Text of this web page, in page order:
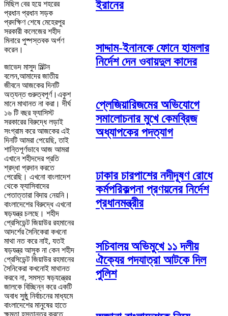
মিছিল বের হয়ে শহরের
প্রধান প্রধান সড়ক
প্রদক্ষিণ শেষে মেহেরপুর
সরকারী কলেজের শহীদ
মিনারে পুষ্পস্তবক অর্পণ
করেন।
জাভেদ মাসুদ মিল্টন
বলেন,আমাদের জাতীয়
জীবনে আজকের দিনটি
অত্যন্ত গুরুত্বপূর্ণ।একুশ
মানে মাথানত না করা। দীর্ঘ
১৬ টি বছর ফ্যাসিস্ট
সরকারের বিরুদ্ধে লড়াই
সংগ্রাম করে আজকের এই
দিনটি আমরা পেয়েছি, তাই
শান্তিপূর্ণভাবে আজ আমরা
এখানে শহীদদের প্রতি
শ্রদ্ধা প্রদান করতে
পেরেছি। এখনো বাংলাদেশ
থেকে ফ্যাসিবাদের
পেতাত্তারা বিদায় নেয়নি।
বাংলাদেশের বিরুদ্ধে এখনো
ষড়যন্ত্র চলছে। শহীদ
প্রেসিডেন্ট জিয়াউর রহমানের
আদর্শের সৈনিকেরা কখনো
মাথা নত করে নাই, যতই
ষড়যন্ত্র আসুক না কেন শহীদ
প্রেসিডেন্ট জিয়াউর রহমানের
সৈনিকেরা কখনোই মাথানত
করবে না, সমস্ত ষড়যন্ত্রের
জালকে বিচ্ছিন্ন করে একটি
অবাধ সুষ্ঠু নির্বাচনের মাধ্যমে
বাংলাদেশের মানুষের হাতে
ক্ষমতা হস্তান্তর করতে
ইরানের
সাদ্দাম-ইনানকে ফোনে হামলার
নির্দেশ দেন ওবায়দুল কাদের
প্লেজিয়ারিজমের অভিযোগে
সমালোচনার মুখে কেমব্রিজ
অধ্যাপকের পদত্যাগ
ঢাকার চারপাশের নদীদূষণ রোধে
কর্মপরিকল্পনা প্রণয়নের নির্দেশ
প্রধানমন্ত্রীর
সচিবালয় অভিমুখে ১১ দলীয়
ঐক্যের পদযাত্রা আটকে দিল
পুলিশ